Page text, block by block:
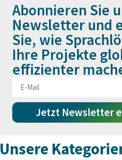
Abonnieren Sie
Newsletter und
Sie, wie
Ihre Projekte
effizienter
Jetzt Newsletter
Unsere